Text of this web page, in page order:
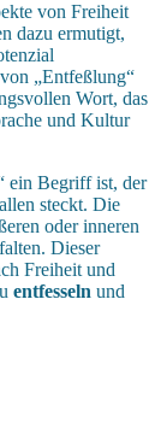
von Freiheit
dazu ermutigt,
„Entfeßlung“
Wort, das
und Kultur
ein Begriff ist, der
steckt. Die
oder inneren
Dieser
Freiheit und
entfesseln und